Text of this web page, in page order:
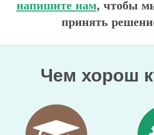
напишите нам, чтобы
принять
Чем хорош